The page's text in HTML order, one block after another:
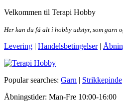
Skip
the
Velkommen til Terapi Hobby
Her kan du få alt i hobby udstyr, som garn
Levering | Handelsbetingelser|
Terapi Hobby
Popular searches: Garn | Strikkepinde
Åbningstider: Man-Fre 10:00-16:00